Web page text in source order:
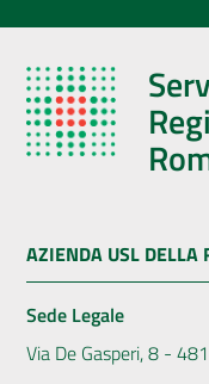
AZIENDA USL DELLA
Sede Legale
Via De Gasperi, 8 -